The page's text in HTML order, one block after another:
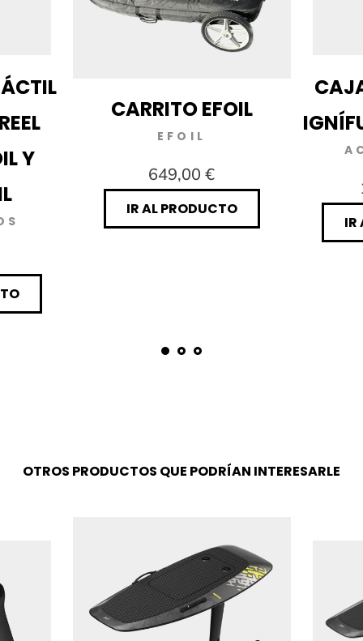
Y
CARRITO EFOIL
EFOIL
649,00 €
IR AL PRODUCTO
IR
OTROS PRODUCTOS QUE PODRÍAN INTERESARLE